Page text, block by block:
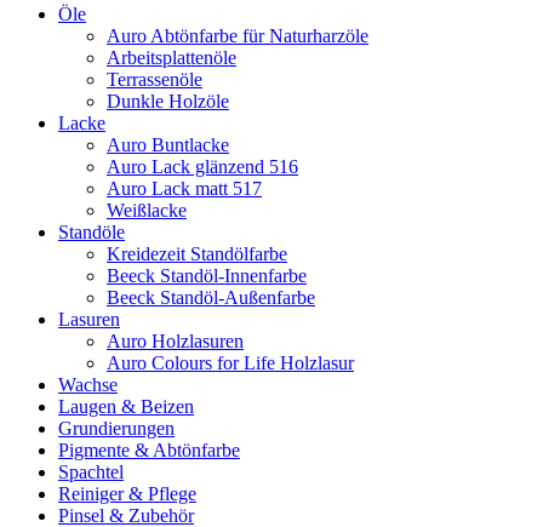
Öle
Auro Abtönfarbe für Naturharzöle
Arbeitsplattenöle
Terrassenöle
Dunkle Holzöle
Lacke
Auro Buntlacke
Auro Lack glänzend 516
Auro Lack matt 517
Weißlacke
Standöle
Kreidezeit Standölfarbe
Beeck Standöl-Innenfarbe
Beeck Standöl-Außenfarbe
Lasuren
Auro Holzlasuren
Auro Colours for Life Holzlasur
Wachse
Laugen & Beizen
Grundierungen
Pigmente & Abtönfarbe
Spachtel
Reiniger & Pflege
Pinsel & Zubehör